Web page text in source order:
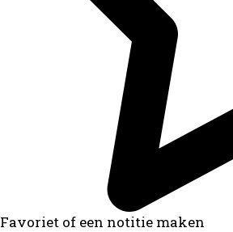
Favoriet of een notitie maken